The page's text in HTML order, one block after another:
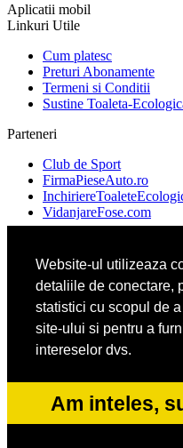
Website-ul utilizeaza
detaliile de conectare,
statistici cu scopul de
site-ului si pentru a
intereselor dvs.
Am inteles,
Aplicatii mobil
Linkuri Utile
Cum platesc
Preturi Abonamente
Termeni si Conditii
Sustine Toaleta-
Parteneri
Club de Sport
FirmaPieseAuto.ro
VidanjareFose.com
Ambalaje Romania
Apicultorul.com
Cabinet-Individual.ro
CentruInchirieri.ro
FirmaDeratizare.ro
InstructorScoalaAuto.ro